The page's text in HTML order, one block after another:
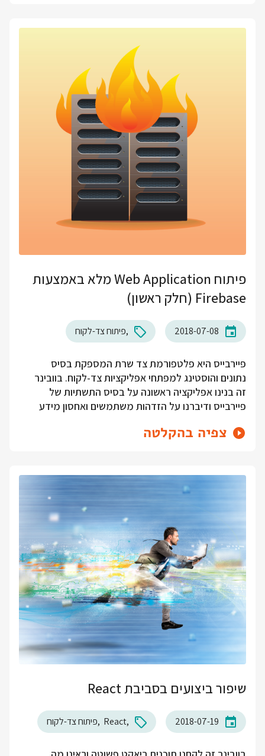
פיתוח Web Application מלא באמצעות
Firebase (חלק ראשון)
2018-07-08 פיתוח צד-לקוח
פיירבייס היא פלטפורמת צד שרת המספקת בסיס
נתונים והוסטינג למפתחי אפליקציות צד-לקוח. בוובינר
זה בנינו אפליקציה ראשונה על בסיס התשתיות של
פיירבייס ודיברנו על הזדהות משתמשים ואחסון מידע
צפיה בהקלטה
שיפור ביצועים בסביבת React
2018-07-19
React פיתוח צד-לקוח